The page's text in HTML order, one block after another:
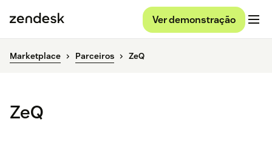
Ver demonstração
Marketplace Parceiros ZeQ
ZeQ